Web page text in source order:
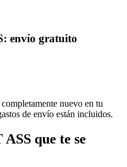
envío gratuito
nuevo en tu
de envío están incluidos.
que te se